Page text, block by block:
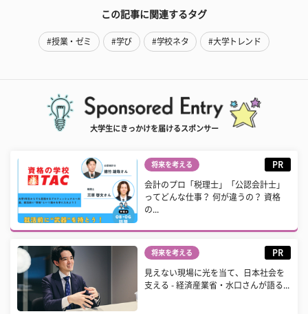
この記事に関連するタグ
#授業・ゼミ #学び #学校ネタ #大学トレンド
大学生にきっかけを届けるスポンサー
将来を考える PR
会計のプロ「税理士」「公認会計士」
ってどんな仕事？ 何が違うの？ 資格
の...
将来を考える PR
見えない現場に光を当て、日本社会を
支える - 経済産業省・水口さんが語る...